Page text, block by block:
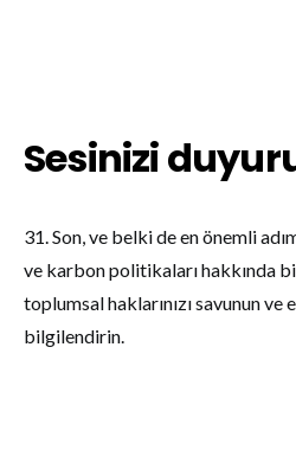
Sesinizi
31. Son, ve belki de en önemli
ve karbon politikaları hakkında
toplumsal haklarınızı savunun ve
bilgilendirin.